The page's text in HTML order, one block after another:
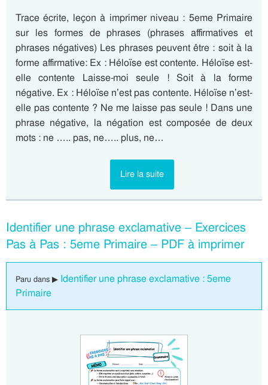
Trace écrite, leçon à imprimer niveau : 5eme Primaire
sur les formes de phrases (phrases affirmatives et
phrases négatives) Les phrases peuvent être : soit à la
forme affirmative: Ex : Héloïse est contente. Héloïse est-
elle contente Laisse-moi seule ! Soit à la forme
négative. Ex : Héloïse n’est pas contente. Héloïse n’est-
elle pas contente ? Ne me laisse pas seule ! Dans une
phrase négative, la négation est composée de deux
mots : ne ….. pas, ne….. plus, ne…
Lire la suite
Identifier une phrase exclamative – Exercices
Pas à Pas : 5eme Primaire – PDF à imprimer
Paru dans ▶ Identifier une phrase exclamative : 5eme
Primaire